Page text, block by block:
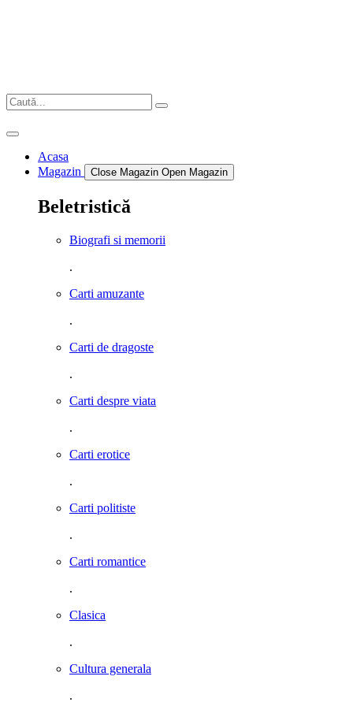
Acasa
Magazin
Close Magazin Open Magazin
Beletristică
Biografi si memorii
.
Carti amuzante
.
Carti de dragoste
.
Carti despre viata
.
Carti erotice
.
Carti politiste
.
Carti romantice
.
Clasica
.
Cultura generala
.